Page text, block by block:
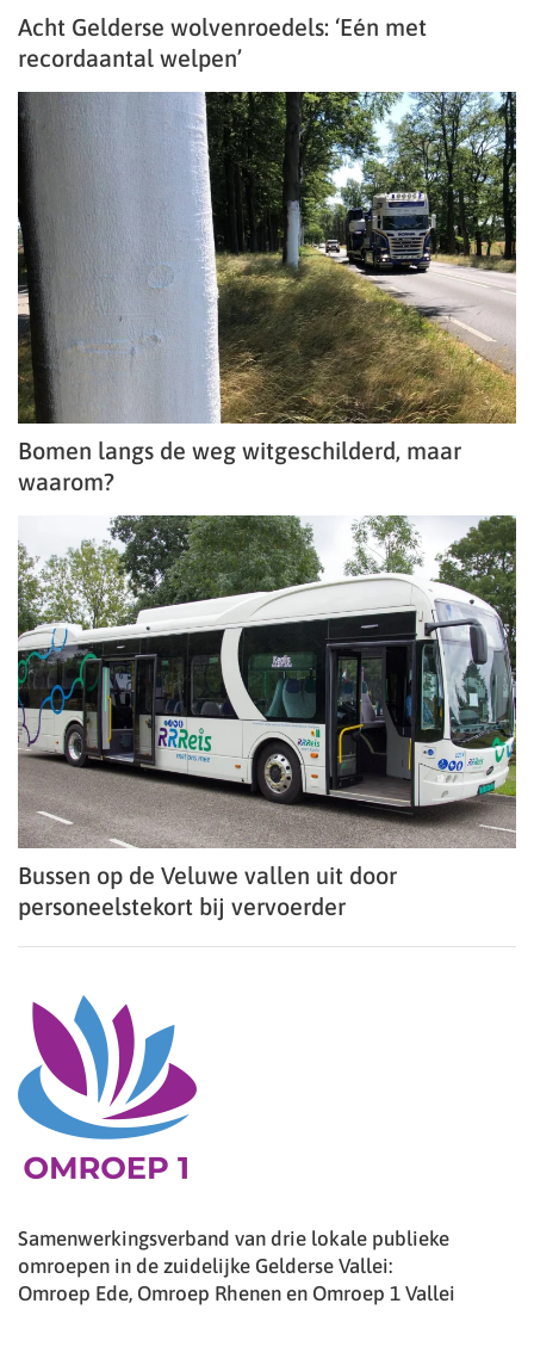
Acht Gelderse wolvenroedels: ‘Eén met
recordaantal welpen’
Bomen langs de weg witgeschilderd, maar
waarom?
Bussen op de Veluwe vallen uit door
personeelstekort bij vervoerder
Samenwerkingsverband van drie lokale publieke
omroepen in de zuidelijke Gelderse Vallei:
Omroep Ede, Omroep Rhenen en Omroep 1 Vallei